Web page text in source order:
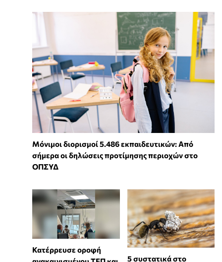
Μόνιμοι διορισμοί 5.486 εκπαιδευτικών: Από
σήμερα οι δηλώσεις προτίμησης περιοχών στο
ΟΠΣΥΔ
Κατέρρευσε οροφή
⁠5 συστατικά στο